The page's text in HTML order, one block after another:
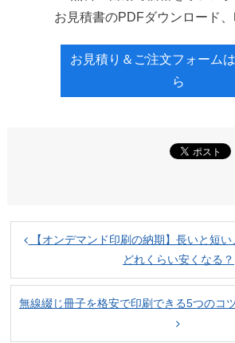
お見積書のPDFダウンロード、
お見積り＆ご注文フォーム
ら
【オンデマンド印刷の納期】長いと短
どれくらい安くなる？
無線綴じ冊子を格安で印刷できる5つのコ